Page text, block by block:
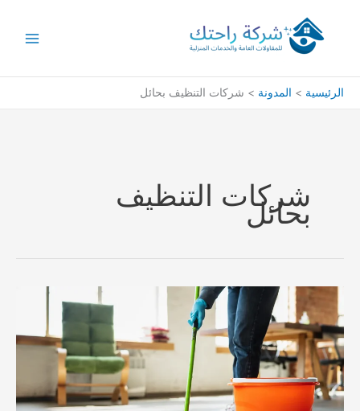
المحتوى
الرئيسية المدونة شركات التنظيف بحائل
شركات التنظيف
بحائل